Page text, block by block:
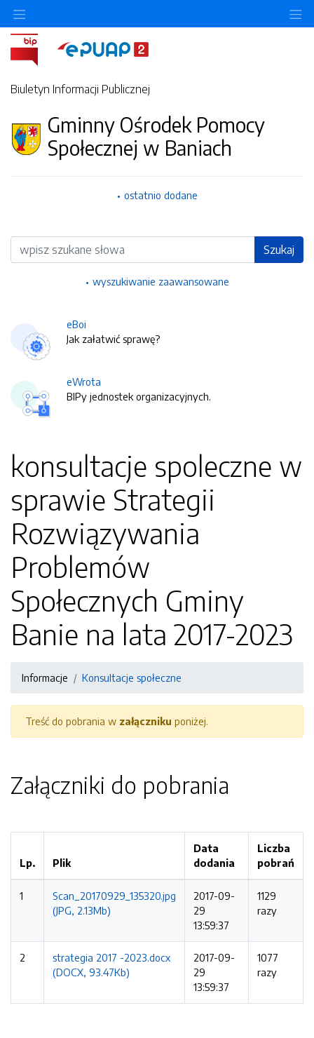
Biuletyn Informacji Publicznej
Gminny Ośrodek Pomocy
Społecznej w Baniach
ostatnio dodane
Wyszukiwarka Szukaj
wyszukiwanie zaawansowane
eBoi
Jak załatwić sprawę?
eWrota
BIPy jednostek organizacyjnych.
konsultacje spoleczne w
sprawie Strategii
Rozwiązywania
Problemów
Społecznych Gminy
Banie na lata 2017-2023
Informacje Konsultacje społeczne
Treść do pobrania w załączniku poniżej.
Załączniki do pobrania
Lp. Plik
Data
dodania
Liczba
pobrań
1
Scan_20170929_135320.jpg
(JPG, 2.13Mb)
2017-09-
29
13:59:37
1129
razy
2
strategia 2017 -2023.docx
(DOCX, 93.47Kb)
2017-09-
29
13:59:37
1077
razy